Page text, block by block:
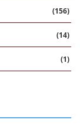
(156)
(14)
(1)